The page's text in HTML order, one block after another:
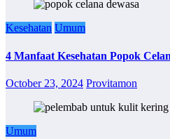
Kesehatan Umum
4 Manfaat Kesehatan Popok
October 23, 2024 Provitamon
Umum